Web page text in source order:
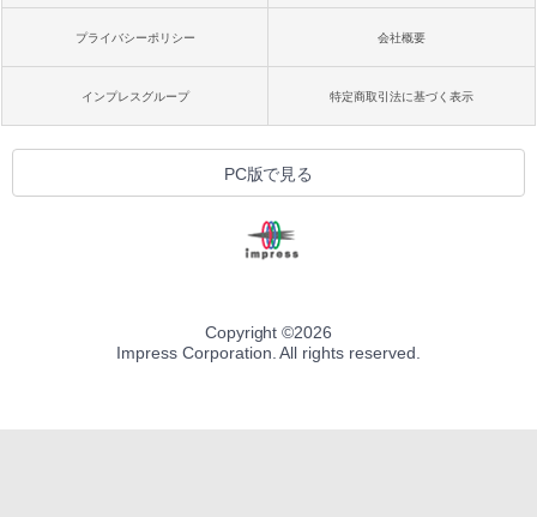
プライバシーポリシー 会社概要
インプレスグループ 特定商取引法に基づく表示
PC版で見る
Copyright ©2026
Impress Corporation. All rights reserved.